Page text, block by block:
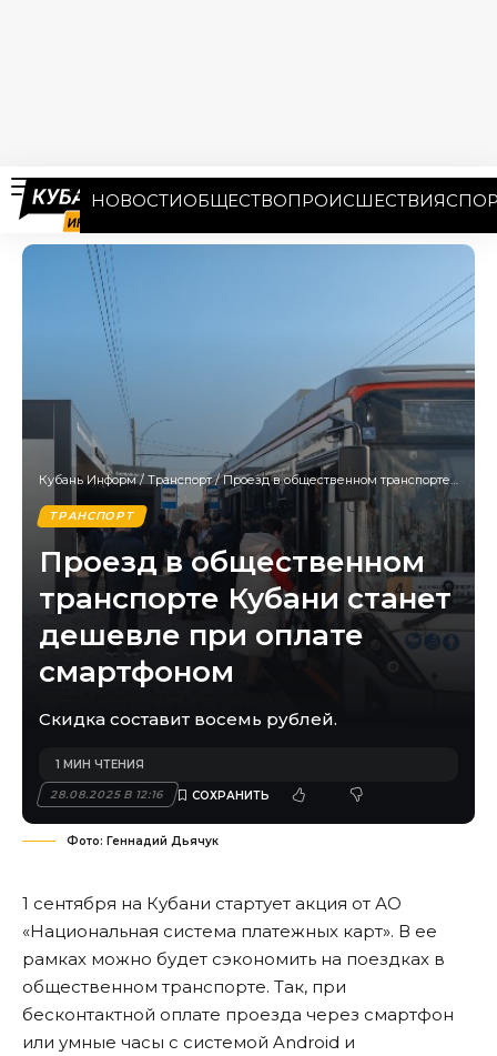
НОВОСТИОБЩЕСТВОПРОИСШЕСТВИЯ
Кубань Информ/ Транспорт/Проезд в общественном транспорте Кубани станет дешевле при оплате смартфоном
ТРАНСПОРТ
Проезд в общественном
транспорте Кубани станет
дешевле при оплате
смартфоном
Скидка составит восемь рублей.
28.08.2025 В 12:16
1 МИН ЧТЕНИЯ
Фото: Геннадий Дьячук
1 сентября на Кубани стартует акция от АО
«Национальная система платежных карт». В ее
рамках можно будет сэкономить на поездках в
общественном транспорте. Так, при
бесконтактной оплате проезда через смартфон
или умные часы с системой Android и